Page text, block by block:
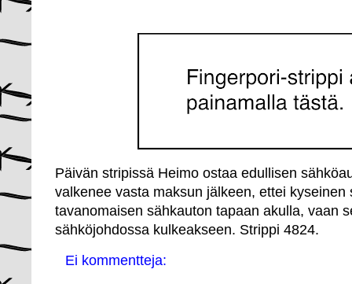
Päivän stripissä Heimo ostaa edullisen
valkenee vasta maksun jälkeen, ettei kyseinen
tavanomaisen sähkauton tapaan akulla, vaan
sähköjohdossa kulkeakseen. Strippi 4824.
Ei kommentteja: